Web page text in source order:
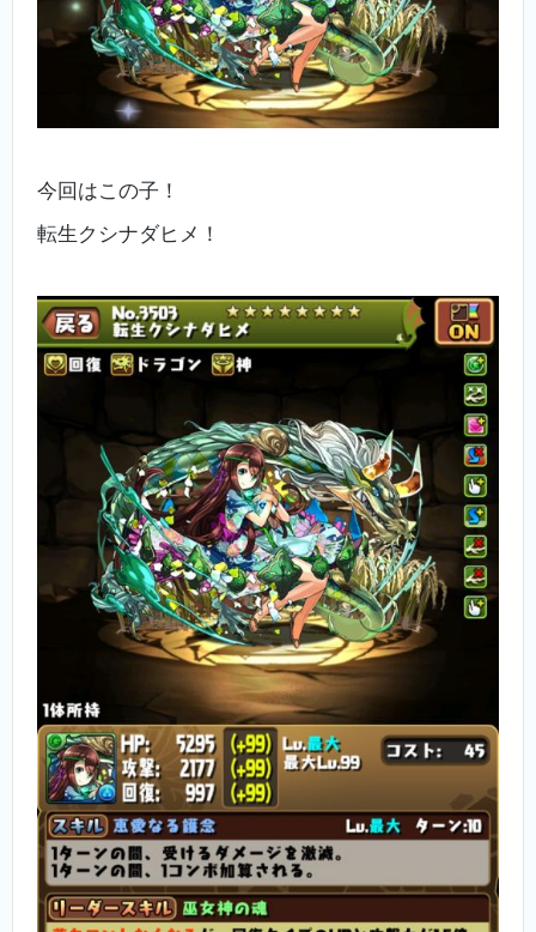
今回はこの子！
転生クシナダヒメ！